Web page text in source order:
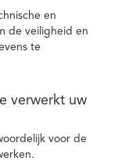
en
de veiligheid en
te
verwerkt uw
voor de